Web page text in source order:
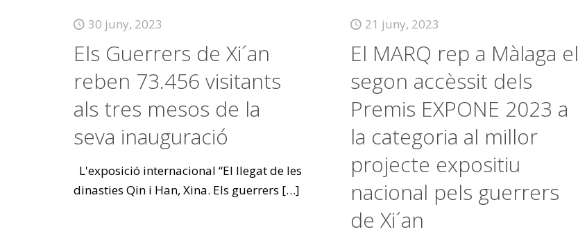
30 juny, 2023
Els Guerrers de Xi´an
reben 73.456 visitants
als tres mesos de la
seva inauguració
L'exposició internacional “El llegat de les
dinasties Qin i Han, Xina. Els guerrers […]
21 juny, 2023
El MARQ rep a Màlaga el
segon accèssit dels
Premis EXPONE 2023 a
la categoria al millor
projecte expositiu
nacional pels guerrers
de Xi´an